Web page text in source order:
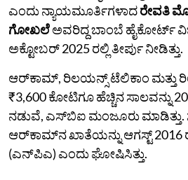
ಎಂದು ನ್ಯಾಯಮೂರ್ತಿಗಳಾದರೇವತಿ
ಗೋಖಲೆಅವರಿದ್ದ ಬಾಂಬೆ ಹೈಕೋರ್ಟ್
ಅಕ್ಟೋಬರ್ 2025 ರಲ್ಲಿ ತೀರ್ಪು ನೀಡಿತ್ತು.
ಆರ್‌ಕಾಮ್, ರಿಲಯನ್ಸ್ ಟೆಲಿಕಾಂ ಮತ್ತು
₹3,600 ಕೋಟಿಗೂ ಹೆಚ್ಚಿನ ಸಾಲವನ್ನು
ನಡುವೆ, ಎಸ್‌ಬಿಐ ಮಂಜೂರು ಮಾಡಿತ್ತು.
ಆರ್‌ಕಾಮ್‌ನ ಖಾತೆಯನ್ನು ಆಗಸ್ಟ್ 2016
(ಎನ್‌ಪಿಎ) ಎಂದು ಘೋಷಿಸಿತ್ತು.